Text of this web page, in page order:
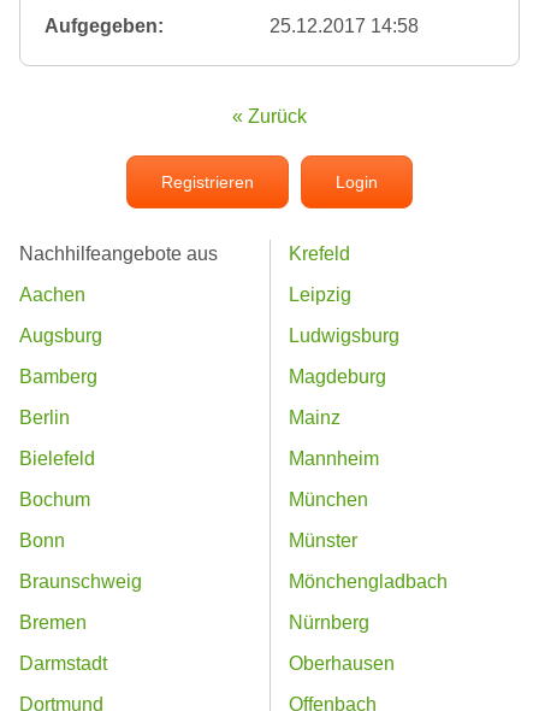
Aufgegeben:
25.12.2017 14:58
« Zurück
Registrieren Login
Nachhilfeangebote aus
Aachen
Augsburg
Bamberg
Berlin
Bielefeld
Bochum
Bonn
Braunschweig
Bremen
Darmstadt
Dortmund
Krefeld
Leipzig
Ludwigsburg
Magdeburg
Mainz
Mannheim
München
Münster
Mönchengladbach
Nürnberg
Oberhausen
Offenbach